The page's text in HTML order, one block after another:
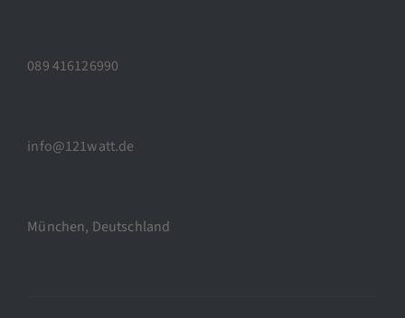
089 416126990
info@121watt.de
München, Deutschland